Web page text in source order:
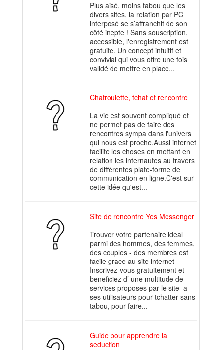
Plus aisé, moins tabou que les
divers sites, la relation par PC
interposé se s’affranchit de son
côté inepte ! Sans souscription,
accessible, l'enregistrement est
gratuite. Un concept intuitif et
convivial qui vous offre une fois
validé de mettre en place...
Chatroulette, tchat et rencontre
La vie est souvent compliqué et
ne permet pas de faire des
rencontres sympa dans l'univers
qui nous est proche.Aussi internet
facilite les choses en mettant en
relation les internautes au travers
de différentes plate-forme de
communication en ligne.C'est sur
cette idée qu'est...
Site de rencontre Yes Messenger
Trouver votre partenaire ideal
parmi des hommes, des femmes,
des couples - des membres est
facile grace au site internet
Inscrivez-vous gratuitement et
beneficiez d’ une multitude de
services proposes par le site a
ses utilisateurs pour tchatter sans
tabou, pour faire...
Guide pour apprendre la
seduction